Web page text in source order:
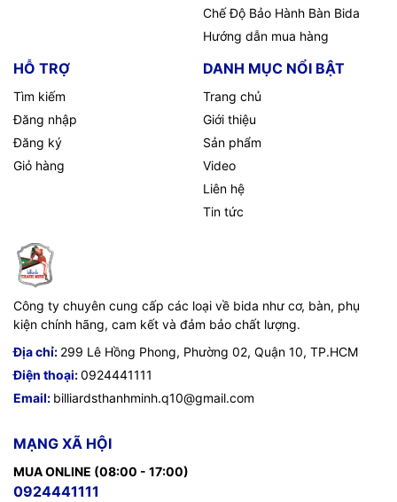
Chế Độ Bảo Hành Bàn Bida
Hướng dẫn mua hàng
HỖ TRỢ
Tìm kiếm
Đăng nhập
Đăng ký
Giỏ hàng
DANH MỤC NỔI BẬT
Trang chủ
Giới thiệu
Sản phẩm
Video
Liên hệ
Tin tức
Công ty chuyên cung cấp các loại về bida như cơ, bàn, phụ
kiện chính hãng, cam kết và đảm bảo chất lượng.
Địa chỉ: 299 Lê Hồng Phong, Phường 02, Quận 10, TP.HCM
Điện thoại:0924441111
Email: billiardsthanhminh.q10@gmail.com
MẠNG XÃ HỘI
MUA ONLINE (08:00 - 17:00)
0924441111